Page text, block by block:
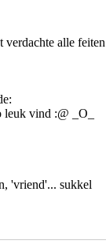
verdachte alle feiten
vind :@ _O_
'vriend'... sukkel